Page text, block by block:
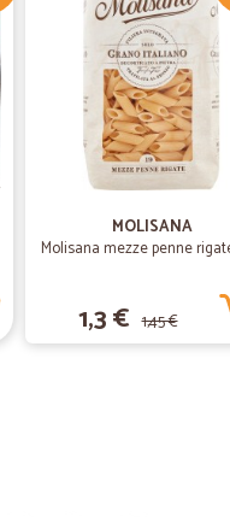
MOLISANA
Molisana mezze penne
1,3 € 1,45 €